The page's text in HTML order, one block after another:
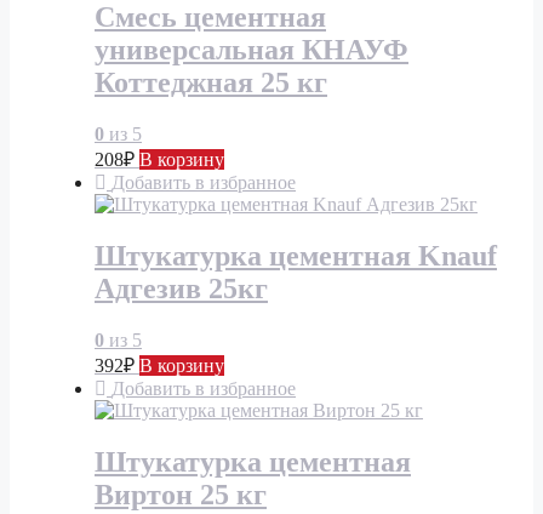
Смесь цементная
универсальная КНАУФ
Коттеджная 25 кг
0 из 5
208₽ В корзину
Добавить в избранное
Штукатурка цементная Knauf
Адгезив 25кг
0 из 5
392₽ В корзину
Добавить в избранное
Штукатурка цементная
Виртон 25 кг